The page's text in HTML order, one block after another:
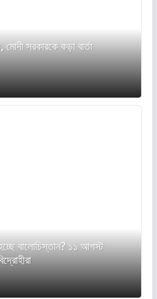
সরকারকে কড়া বার্তা
বালোচিস্তান? ১১ আগস্ট